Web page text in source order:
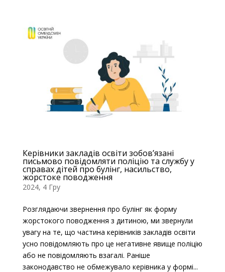
Керівники закладів освіти зобов’язані
письмово повідомляти поліцію та службу у
справах дітей про булінг, насильство,
жорстоке поводження
2024, 4 Гру
Розглядаючи звернення про булінг як форму
жорстокого поводження з дитиною, ми звернули
увагу на те, що частина керівників закладів освіти
усно повідомляють про це негативне явище поліцію
або не повідомляють взагалі. Раніше
законодавство не обмежувало керівника у формі...